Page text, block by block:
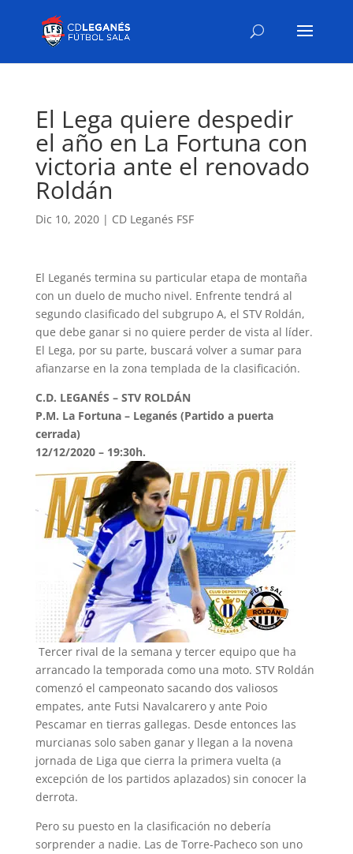
El Lega quiere despedir
el año en La Fortuna con
victoria ante el renovado
Roldán
Dic 10, 2020| CD Leganés FSF
El Leganés termina su particular etapa de montaña
con un duelo de mucho nivel. Enfrente tendrá al
segundo clasificado del subgrupo A, el STV Roldán,
que debe ganar si no quiere perder de vista al líder.
El Lega, por su parte, buscará volver a sumar para
afianzarse en la zona templada de la clasificación.
C.D. LEGANÉS – STV ROLDÁN
P.M. La Fortuna – Leganés (Partido a puerta
cerrada)
12/12/2020 – 19:30h.
Tercer rival de la semana y tercer equipo que ha
arrancado la temporada como una moto. STV Roldán
comenzó el campeonato sacando dos valiosos
empates, ante Futsi Navalcarero y ante Poio
Pescamar en tierras gallegas. Desde entonces las
murcianas solo saben ganar y llegan a la novena
jornada de Liga que cierra la primera vuelta (a
excepción de los partidos aplazados) sin conocer la
derrota.
Pero su puesto en la clasificación no debería
sorprender a nadie. Las de Torre-Pacheco son uno